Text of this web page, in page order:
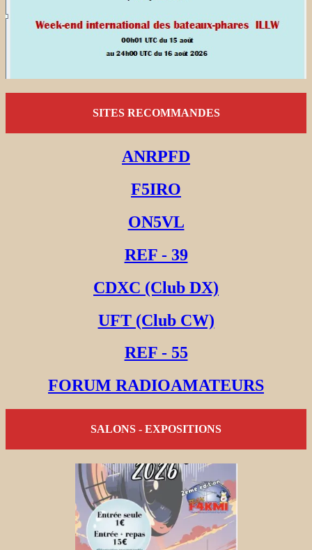
SITES RECOMMANDES
ANRPFD
F5IRO
ON5VL
REF - 39
CDXC (Club DX)
UFT (Club CW)
REF - 55
FORUM RADIOAMATEURS
SALONS - EXPOSITIONS